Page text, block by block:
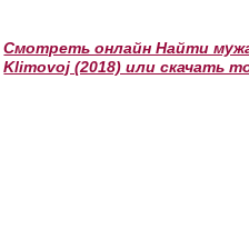
Смотреть онлайн Найти
Klimovoj (2018) или скачать